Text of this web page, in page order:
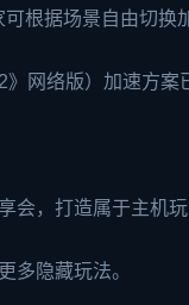
根据场景自由切换
网络版）加速方案
会，打造属于主机玩
多隐藏玩法。